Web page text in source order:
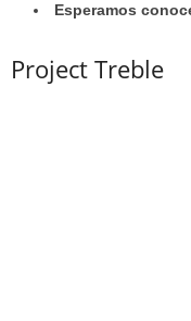
Esperamos
Project Treble